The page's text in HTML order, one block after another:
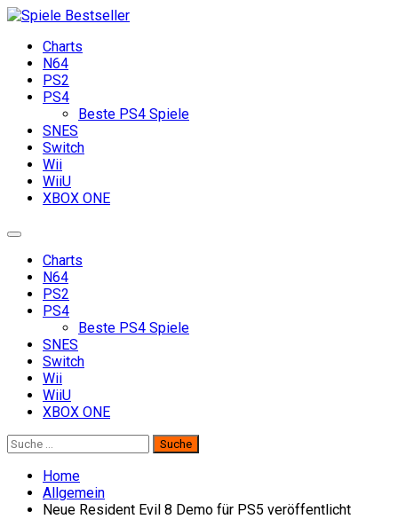
Skip
content
Spiele Bestseller
Die besten Games für alle Systeme
Charts
N64
PS2
PS4
Beste PS4 Spiele
SNES
Switch
Wii
WiiU
XBOX ONE
Charts
N64
PS2
PS4
Beste PS4 Spiele
SNES
Switch
Wii
WiiU
XBOX ONE
Suche
nach:
Home
Allgemein
Neue Resident Evil 8 Demo für PS5 veröffentlicht